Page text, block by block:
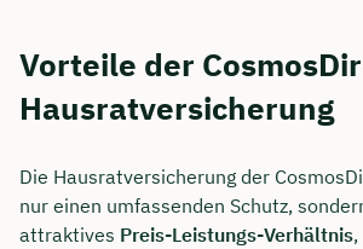
Vorteile der
Hausratversicherung
Die Hausratversicherung der
nur einen umfassenden Schutz,
attraktives Preis-Leistungs-Verhältnis